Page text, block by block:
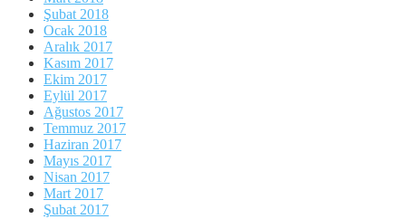
Şubat 2018
Ocak 2018
Aralık 2017
Kasım 2017
Ekim 2017
Eylül 2017
Ağustos 2017
Temmuz 2017
Haziran 2017
Mayıs 2017
Nisan 2017
Mart 2017
Şubat 2017